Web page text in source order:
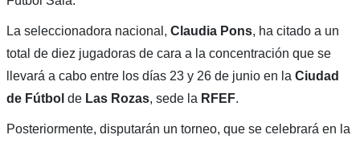
La seleccionadora nacional, Claudia Pons, ha citado a un
total de diez jugadoras de cara a la concentración que se
llevará a cabo entre los días 23 y 26 de junio en la Ciudad
de Fútbol de Las Rozas, sede la RFEF.
Posteriormente, disputarán un torneo, que se celebrará en la